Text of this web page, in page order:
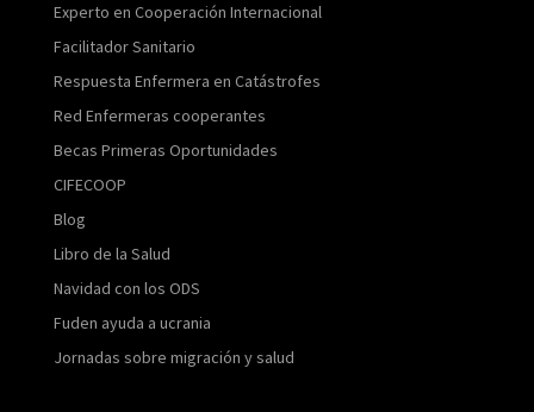
Experto en Cooperación Internacional
Facilitador Sanitario
Respuesta Enfermera en Catástrofes
Red Enfermeras cooperantes
Becas Primeras Oportunidades
CIFECOOP
Blog
Libro de la Salud
Navidad con los ODS
Fuden ayuda a ucrania
Jornadas sobre migración y salud